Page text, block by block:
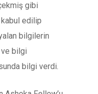
gibi
edilip
bilgilerin
ve bilgi
bilgi verdi.